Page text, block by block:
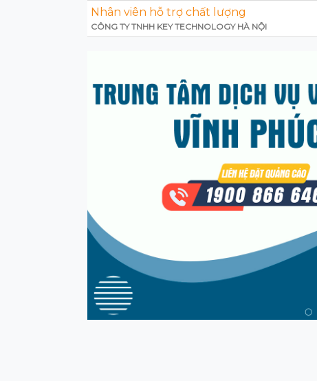
Nhân viên hỗ trợ chất lượng
CÔNG TY TNHH KEY TECHNOLOGY HÀ NỘI